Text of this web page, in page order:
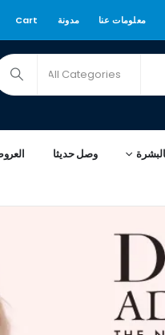
معلومات عنا مدونة Cart
وصل حديثا